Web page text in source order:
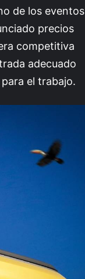
de los eventos
precios
competitiva
adecuado
el trabajo.